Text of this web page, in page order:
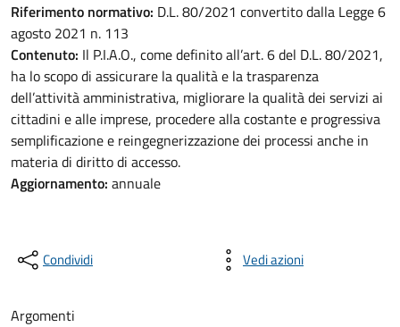
Riferimento normativo: D.L. 80/2021 convertito dalla Legge 6
agosto 2021 n. 113
Contenuto: Il P.I.A.O., come definito all’art. 6 del D.L. 80/2021,
ha lo scopo di assicurare la qualità e la trasparenza
dell’attività amministrativa, migliorare la qualità dei servizi ai
cittadini e alle imprese, procedere alla costante e progressiva
semplificazione e reingegnerizzazione dei processi anche in
materia di diritto di accesso.
Aggiornamento: annuale
Condividi Vedi azioni
Argomenti